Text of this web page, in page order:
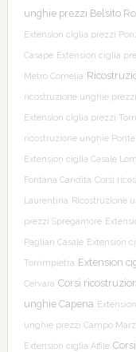
unghie prezzi Belsito
Extension ciglia prezzi
Casape Extension ciglia
Metro Cornelia
ricostruzione unghie
Extension ciglia prezzi
ricostruzione unghie
Extension ciglia Casale
Fontana Candita Corsi
Laurentina Ricostruzione
prezzi Spregamore
Paglian Casale Extension
Torrimpietra Extension
Cervara Corsi
unghie Capena
unghie prezzi Campo
Extension ciglia Affile